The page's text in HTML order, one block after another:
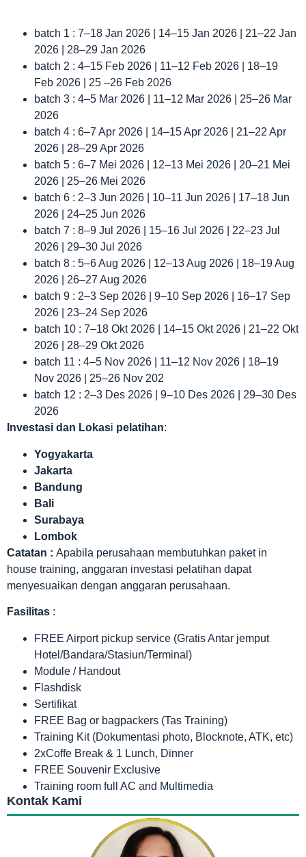
batch 1 : 7–18 Jan 2026 | 14–15 Jan 2026 | 21–22 Jan
2026 | 28–29 Jan 2026
batch 2 : 4–15 Feb 2026 | 11–12 Feb 2026 | 18–19
Feb 2026 | 25 –26 Feb 2026
batch 3 : 4–5 Mar 2026 | 11–12 Mar 2026 | 25–26 Mar
2026
batch 4 : 6–7 Apr 2026 | 14–15 Apr 2026 | 21–22 Apr
2026 | 28–29 Apr 2026
batch 5 : 6–7 Mei 2026 | 12–13 Mei 2026 | 20–21 Mei
2026 | 25–26 Mei 2026
batch 6 : 2–3 Jun 2026 | 10–11 Jun 2026 | 17–18 Jun
2026 | 24–25 Jun 2026
batch 7 : 8–9 Jul 2026 | 15–16 Jul 2026 | 22–23 Jul
2026 | 29–30 Jul 2026
batch 8 : 5–6 Aug 2026 | 12–13 Aug 2026 | 18–19 Aug
2026 | 26–27 Aug 2026
batch 9 : 2–3 Sep 2026 | 9–10 Sep 2026 | 16–17 Sep
2026 | 23–24 Sep 2026
batch 10 : 7–18 Okt 2026 | 14–15 Okt 2026 | 21–22 Okt
2026 | 28–29 Okt 2026
batch 11 : 4–5 Nov 2026 | 11–12 Nov 2026 | 18–19
Nov 2026 | 25–26 Nov 202
batch 12 : 2–3 Des 2026 | 9–10 Des 2026 | 29–30 Des
2026
Investasi dan Lokasi pelatihan:
Yogyakarta
Jakarta
Bandung
Bali
Surabaya
Lombok
Catatan : Apabila perusahaan membutuhkan paket in
house training, anggaran investasi pelatihan dapat
menyesuaikan dengan anggaran perusahaan.
Fasilitas :
FREE Airport pickup service (Gratis Antar jemput
Hotel/Bandara/Stasiun/Terminal)
Module / Handout
Flashdisk
Sertifikat
FREE Bag or bagpackers (Tas Training)
Training Kit (Dokumentasi photo, Blocknote, ATK, etc)
2xCoffe Break & 1 Lunch, Dinner
FREE Souvenir Exclusive
Training room full AC and Multimedia
Kontak Kami